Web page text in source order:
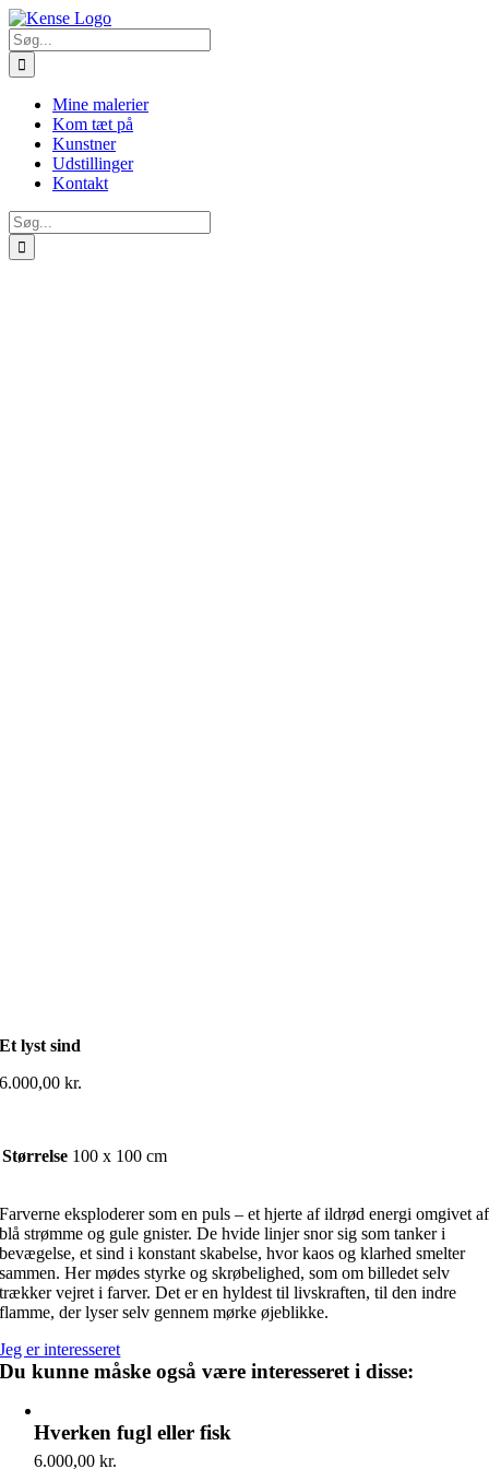
Skip
to
content
Søg
efter:
Mine malerier
Kom tæt på
Kunstner
Udstillinger
Kontakt
Søg
efter:
Et lyst sind
6.000,00kr.
Størrelse 100 x 100 cm
Farverne eksploderer som en puls – et hjerte af ildrød energi omgivet af
blå strømme og gule gnister. De hvide linjer snor sig som tanker i
bevægelse, et sind i konstant skabelse, hvor kaos og klarhed smelter
sammen. Her mødes styrke og skrøbelighed, som om billedet selv
trækker vejret i farver. Det er en hyldest til livskraften, til den indre
flamme, der lyser selv gennem mørke øjeblikke.
Jeg er interesseret
Du kunne måske også være interesseret i disse:
Hverken fugl eller fisk
6.000,00kr.